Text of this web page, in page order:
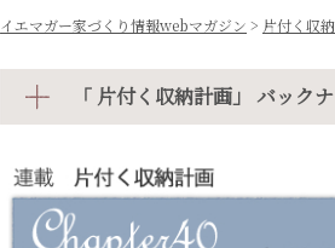
イエマガー家づくり情報webマガジン > 片付く収
「 片付く収納計画」 バック